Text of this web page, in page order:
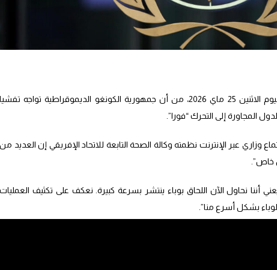
حذر المدير العام لمنظمة الصحة العالمية، اليوم الاثنين 25 ماي 2026، من أن جمهورية الكونغو الديموقراطية تواجه تفشيا
المجاورة إلى التحرك “فورا”.
عبر الإنترنت نظمته وكالة الصحة التابعة للاتحاد الإفريقي إن العديد من
خاص”.
أننا نحاول الآن اللحاق بوباء ينتشر بسرعة كبيرة. نعكف على تكثيف العمليات
بشكل أسرع منا”.
الديموقراطية الثلاثاء المقبل برفقة المدير التنفيذي لبرنامج الطوارئ
إيهيكويزو، وهو عالم أوبئة متخصص في الأمراض المعدية.